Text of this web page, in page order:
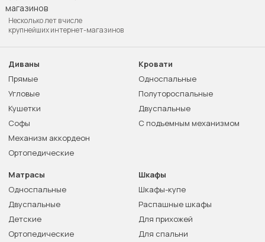
Несколько лет в числе
крупнейших интернет-магазинов
Диваны
Прямые
Угловые
Кушетки
Софы
Механизм аккордеон
Ортопедические
Кровати
Односпальные
Полутороспальные
Двуспальные
С подъемным механизмом
Матрасы
Односпальные
Двуспальные
Детские
Ортопедические
Шкафы
Шкафы-купе
Распашные шкафы
Для прихожей
Для спальни